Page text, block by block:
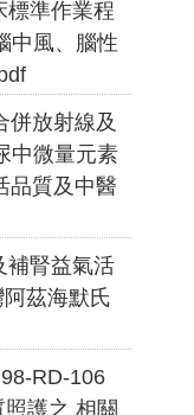
標準作業程
中風、腦性
併放射線及
中微量元素
品質及中醫
補腎益氣活
茲海默氏
RD-106
護之 相關